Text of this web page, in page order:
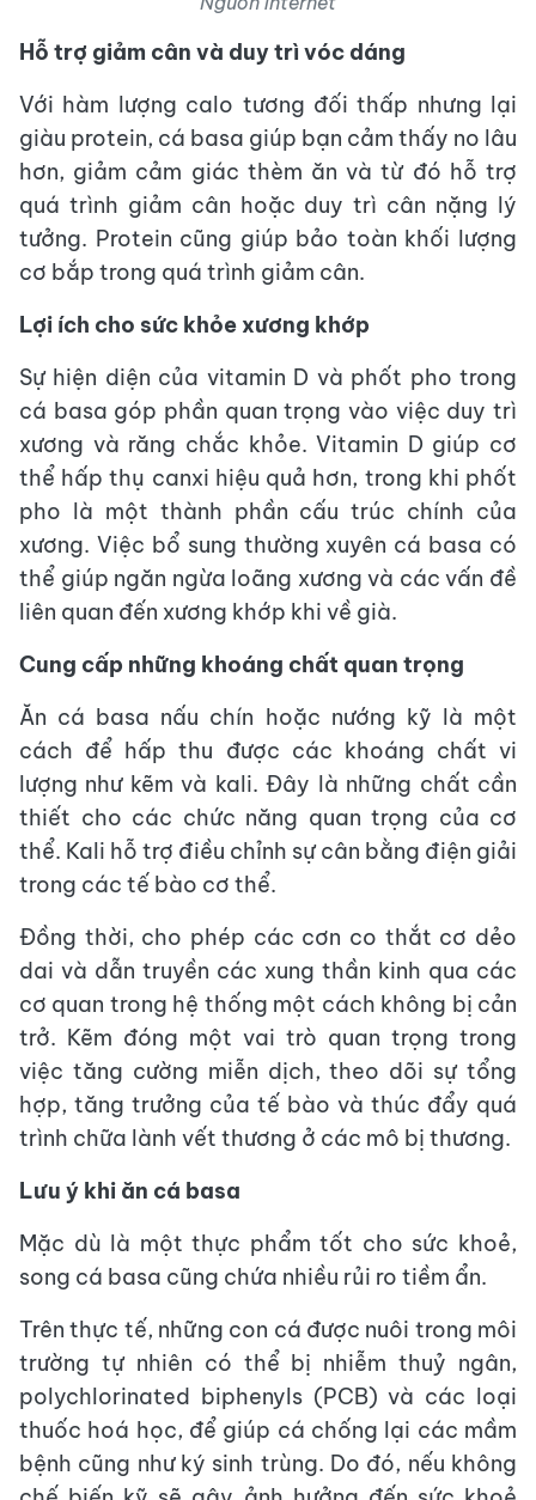
Hỗ trợ giảm cân và duy trì vóc dáng
Với hàm lượng calo tương đối thấp nhưng lại
giàu protein, cá basa giúp bạn cảm thấy no lâu
hơn, giảm cảm giác thèm ăn và từ đó hỗ trợ
quá trình giảm cân hoặc duy trì cân nặng lý
tưởng. Protein cũng giúp bảo toàn khối lượng
cơ bắp trong quá trình giảm cân.
Lợi ích cho sức khỏe xương khớp
Sự hiện diện của vitamin D và phốt pho trong
cá basa góp phần quan trọng vào việc duy trì
xương và răng chắc khỏe. Vitamin D giúp cơ
thể hấp thụ canxi hiệu quả hơn, trong khi phốt
pho là một thành phần cấu trúc chính của
xương. Việc bổ sung thường xuyên cá basa có
thể giúp ngăn ngừa loãng xương và các vấn đề
liên quan đến xương khớp khi về già.
Cung cấp những khoáng chất quan trọng
Ăn cá basa nấu chín hoặc nướng kỹ là một
cách để hấp thu được các khoáng chất vi
lượng như kẽm và kali. Đây là những chất cần
thiết cho các chức năng quan trọng của cơ
thể. Kali hỗ trợ điều chỉnh sự cân bằng điện giải
trong các tế bào cơ thể.
Đồng thời, cho phép các cơn co thắt cơ dẻo
dai và dẫn truyền các xung thần kinh qua các
cơ quan trong hệ thống một cách không bị cản
trở. Kẽm đóng một vai trò quan trọng trong
việc tăng cường miễn dịch, theo dõi sự tổng
hợp, tăng trưởng của tế bào và thúc đẩy quá
trình chữa lành vết thương ở các mô bị thương.
Lưu ý khi ăn cá basa
Mặc dù là một thực phẩm tốt cho sức khoẻ,
song cá basa cũng chứa nhiều rủi ro tiềm ẩn.
Trên thực tế, những con cá được nuôi trong môi
trường tự nhiên có thể bị nhiễm thuỷ ngân,
polychlorinated biphenyls (PCB) và các loại
thuốc hoá học, để giúp cá chống lại các mầm
bệnh cũng như ký sinh trùng. Do đó, nếu không